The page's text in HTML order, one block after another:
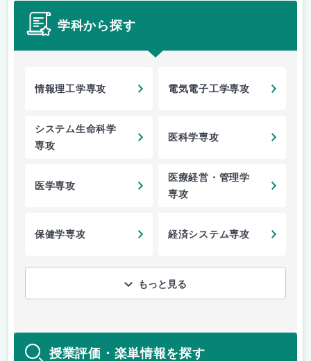
学科から探す
情報理工学専攻 電気電子工学専攻
システム生命科学
専攻
医科学専攻
医学専攻
医療経営・管理学
専攻
保健学専攻 経済システム専攻
もっと見る
授業評価・楽単情報を探す